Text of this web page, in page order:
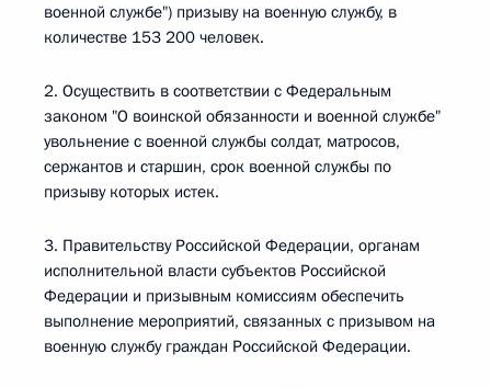
военной службе") призыву на военную службу, в
количестве 153 200 человек.
2. Осуществить в соответствии с Федеральным
законом "О воинской обязанности и военной службе"
увольнение с военной службы солдат, матросов,
сержантов и старшин, срок военной службы по
призыву которых истек.
3. Правительству Российской Федерации, органам
исполнительной власти субъектов Российской
Федерации и призывным комиссиям обеспечить
выполнение мероприятий, связанных с призывом на
военную службу граждан Российской Федерации.